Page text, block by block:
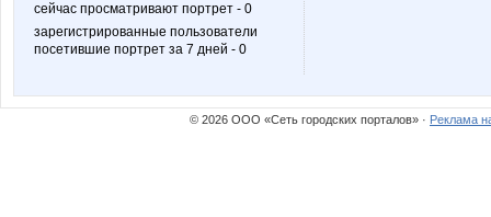
сейчас просматривают портрет - 0
зарегистрированные пользователи
посетившие портрет за 7 дней - 0
© 2026 ООО «Сеть городских порталов» · Реклама